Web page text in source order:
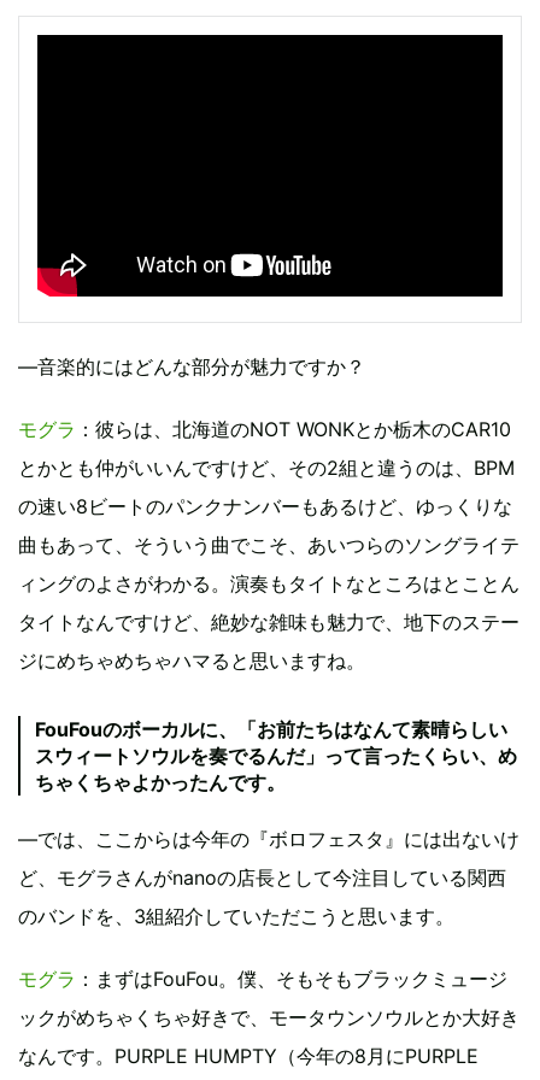
―音楽的にはどんな部分が魅力ですか？
モグラ ：彼らは、北海道のNOT WONKとか栃木のCAR10
とかとも仲がいいんですけど、その2組と違うのは、BPM
の速い8ビートのパンクナンバーもあるけど、ゆっくりな
曲もあって、そういう曲でこそ、あいつらのソングライテ
ィングのよさがわかる。演奏もタイトなところはとことん
タイトなんですけど、絶妙な雑味も魅力で、地下のステー
ジにめちゃめちゃハマると思いますね。
FouFouのボーカルに、「お前たちはなんて素晴らしい
スウィートソウルを奏でるんだ」って言ったくらい、め
ちゃくちゃよかったんです。
―では、ここからは今年の『ボロフェスタ』には出ないけ
ど、モグラさんがnanoの店長として今注目している関西
のバンドを、3組紹介していただこうと思います。
モグラ ：まずはFouFou。僕、そもそもブラックミュージ
ックがめちゃくちゃ好きで、モータウンソウルとか大好き
なんです。PURPLE HUMPTY（今年の8月にPURPLE